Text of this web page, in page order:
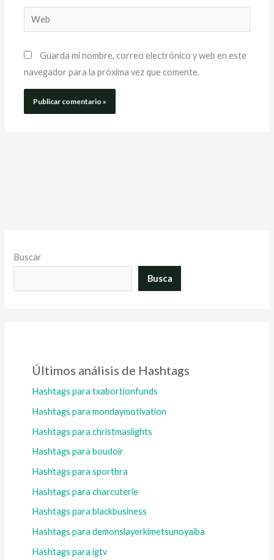
Web
Guarda mi nombre, correo electrónico y web en este
navegador para la próxima vez que comente.
Buscar
Busca
Últimos análisis de Hashtags
Hashtags para txabortionfunds
Hashtags para mondaymotivation
Hashtags para christmaslights
Hashtags para boudoir
Hashtags para sportbra
Hashtags para charcuterie
Hashtags para blackbusiness
Hashtags para demonslayerkimetsunoyaiba
Hashtags para igtv